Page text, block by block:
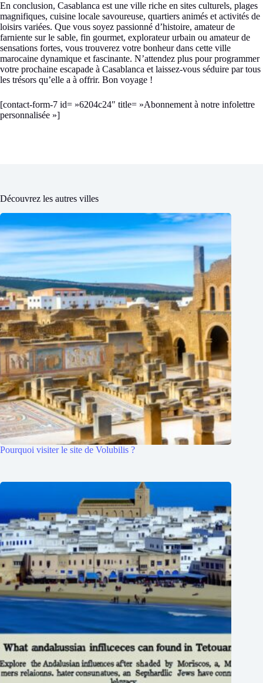
En conclusion, Casablanca est une ville riche en sites culturels, plages
magnifiques, cuisine locale savoureuse, quartiers animés et activités de
loisirs variées. Que vous soyez passionné d’histoire, amateur de
farniente sur le sable, fin gourmet, explorateur urbain ou amateur de
sensations fortes, vous trouverez votre bonheur dans cette ville
marocaine dynamique et fascinante. N’attendez plus pour programmer
votre prochaine escapade à Casablanca et laissez-vous séduire par tous
les trésors qu’elle a à offrir. Bon voyage !
[contact-form-7 id= »6204c24″ title= »Abonnement à notre infolettre
personnalisée »]
Découvrez les autres villes
Pourquoi visiter le site de Volubilis ?